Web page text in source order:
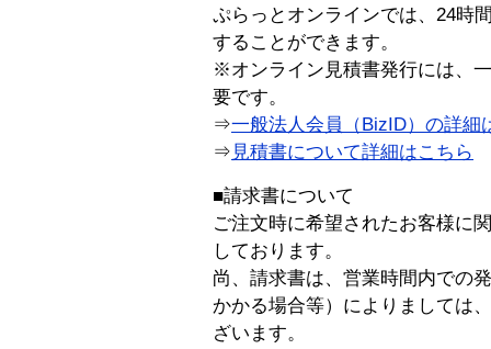
ぷらっとオンラインでは、24時
することができます。
※オンライン見積書発行には、
要です。
⇒一般法人会員（BizID）の詳細
⇒ 見積書について詳細はこちら
■請求書について
ご注文時に希望されたお客様に
しております。
尚、請求書は、営業時間内での
かかる場合等）によりましては
ざいます。